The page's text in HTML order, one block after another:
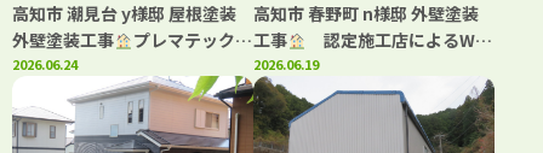
高知市 潮見台 y様邸 屋根塗装
外壁塗装工事
プレマテックス
の高耐候塗料で塗装しました
(^^)
2026.06.24
高知市 春野町 n様邸 外壁塗装
工事
認定施工店によるWB
アート多彩仕上げで高級感ある
住まいへ！
2026.06.19